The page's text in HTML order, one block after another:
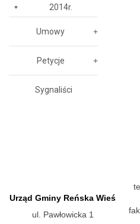
2014r.
Umowy
Petycje
Sygnaliści
Urząd Gminy Reńska Wieś
ul. Pawłowicka 1